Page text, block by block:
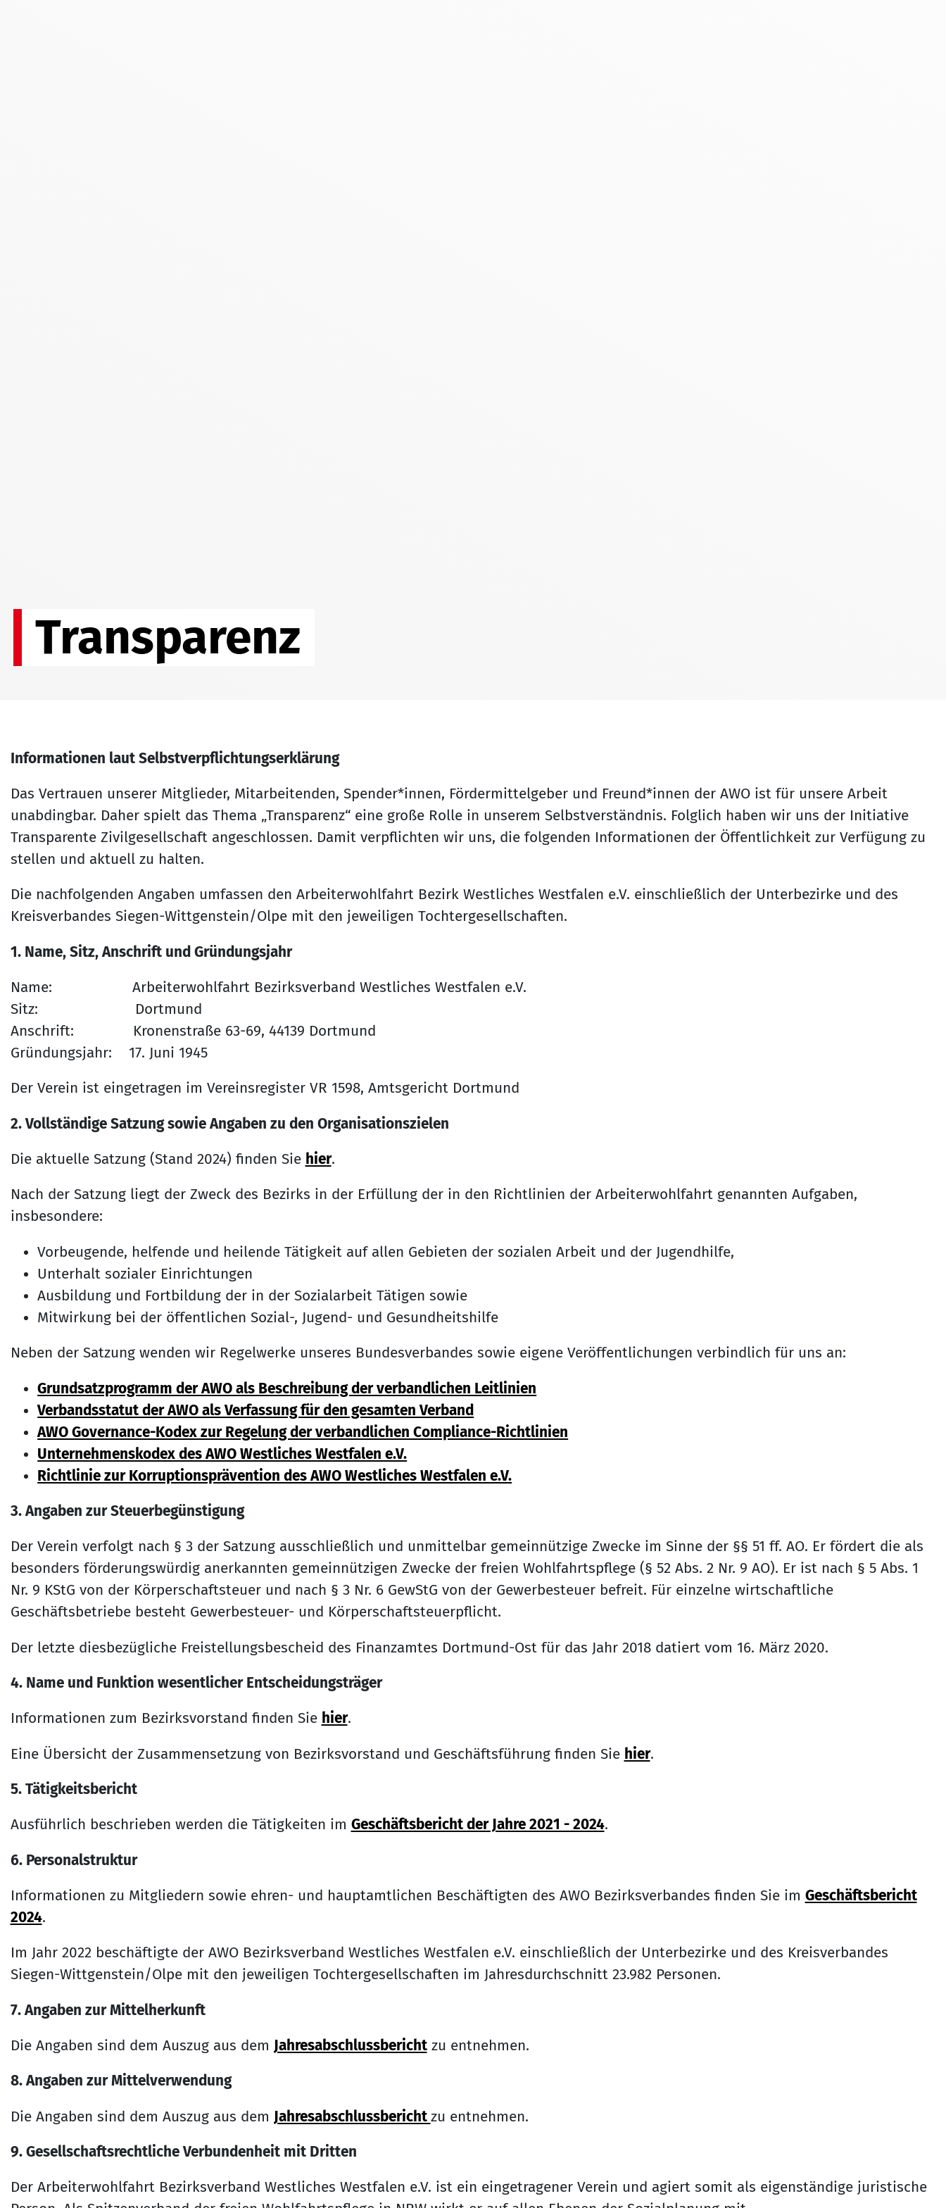
Transparenz
Informationen laut Selbstverpflichtungserklärung
Das Vertrauen unserer Mitglieder, Mitarbeitenden, Spender*innen, Fördermittelgeber und Freund*innen der AWO ist für unsere Arbeit
unabdingbar. Daher spielt das Thema „Transparenz“ eine große Rolle in unserem Selbstverständnis. Folglich haben wir uns der Initiative
Transparente Zivilgesellschaft angeschlossen. Damit verpflichten wir uns, die folgenden Informationen der Öffentlichkeit zur Verfügung zu
stellen und aktuell zu halten.
Die nachfolgenden Angaben umfassen den Arbeiterwohlfahrt Bezirk Westliches Westfalen e.V. einschließlich der Unterbezirke und des
Kreisverbandes Siegen-Wittgenstein/Olpe mit den jeweiligen Tochtergesellschaften.
1. Name, Sitz, Anschrift und Gründungsjahr
Name: Arbeiterwohlfahrt Bezirksverband Westliches Westfalen e.V.
Sitz: Dortmund
Anschrift: Kronenstraße 63-69, 44139 Dortmund
Gründungsjahr: 17. Juni 1945
Der Verein ist eingetragen im Vereinsregister VR 1598, Amtsgericht Dortmund
2. Vollständige Satzung sowie Angaben zu den Organisationszielen
Die aktuelle Satzung (Stand 2024) finden Sie hier.
Nach der Satzung liegt der Zweck des Bezirks in der Erfüllung der in den Richtlinien der Arbeiterwohlfahrt genannten Aufgaben,
insbesondere:
Vorbeugende, helfende und heilende Tätigkeit auf allen Gebieten der sozialen Arbeit und der Jugendhilfe,
Unterhalt sozialer Einrichtungen
Ausbildung und Fortbildung der in der Sozialarbeit Tätigen sowie
Mitwirkung bei der öffentlichen Sozial-, Jugend- und Gesundheitshilfe
Neben der Satzung wenden wir Regelwerke unseres Bundesverbandes sowie eigene Veröffentlichungen verbindlich für uns an:
Grundsatzprogramm der AWO als Beschreibung der verbandlichen Leitlinien
Verbandsstatut der AWO als Verfassung für den gesamten Verband
AWO Governance-Kodex zur Regelung der verbandlichen Compliance-Richtlinien
Unternehmenskodex des AWO Westliches Westfalen e.V.
Richtlinie zur Korruptionsprävention des AWO Westliches Westfalen e.V.
3. Angaben zur Steuerbegünstigung
Der Verein verfolgt nach § 3 der Satzung ausschließlich und unmittelbar gemeinnützige Zwecke im Sinne der §§ 51 ff. AO. Er fördert die als
besonders förderungswürdig anerkannten gemeinnützigen Zwecke der freien Wohlfahrtspflege (§ 52 Abs. 2 Nr. 9 AO). Er ist nach § 5 Abs. 1
Nr. 9 KStG von der Körperschaftsteuer und nach § 3 Nr. 6 GewStG von der Gewerbesteuer befreit. Für einzelne wirtschaftliche
Geschäftsbetriebe besteht Gewerbesteuer- und Körperschaftsteuerpflicht.
Der letzte diesbezügliche Freistellungsbescheid des Finanzamtes Dortmund-Ost für das Jahr 2018 datiert vom 16. März 2020.
4. Name und Funktion wesentlicher Entscheidungsträger
Informationen zum Bezirksvorstand finden Sie hier.
Eine Übersicht der Zusammensetzung von Bezirksvorstand und Geschäftsführung finden Sie hier.
5. Tätigkeitsbericht
Ausführlich beschrieben werden die Tätigkeiten im Geschäftsbericht der Jahre 2021 - 2024.
6. Personalstruktur
Informationen zu Mitgliedern sowie ehren- und hauptamtlichen Beschäftigten des AWO Bezirksverbandes finden Sie im Geschäftsbericht
2024.
Im Jahr 2022 beschäftigte der AWO Bezirksverband Westliches Westfalen e.V. einschließlich der Unterbezirke und des Kreisverbandes
Siegen-Wittgenstein/Olpe mit den jeweiligen Tochtergesellschaften im Jahresdurchschnitt 23.982 Personen.
7. Angaben zur Mittelherkunft
Die Angaben sind dem Auszug aus dem Jahresabschlussberichtzu entnehmen.
8. Angaben zur Mittelverwendung
Die Angaben sind dem Auszug aus dem Jahresabschlussbericht zu entnehmen.
9. Gesellschaftsrechtliche Verbundenheit mit Dritten
Der Arbeiterwohlfahrt Bezirksverband Westliches Westfalen e.V. ist ein eingetragener Verein und agiert somit als eigenständige juristische